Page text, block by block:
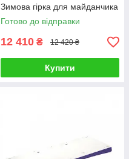
Зимова гірка для майданчика
Готово до відправки
12 410 ₴ 12 420 ₴
Купити